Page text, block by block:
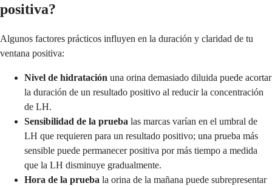
positiva?
Algunos factores prácticos influyen en la duración y claridad de tu
ventana positiva:
Nivel de hidratación una orina demasiado diluida puede acortar
la duración de un resultado positivo al reducir la concentración
de LH.
Sensibilidad de la prueba las marcas varían en el umbral de
LH que requieren para un resultado positivo; una prueba más
sensible puede permanecer positiva por más tiempo a medida
que la LH disminuye gradualmente.
Hora de la prueba la orina de la mañana puede subrepresentar